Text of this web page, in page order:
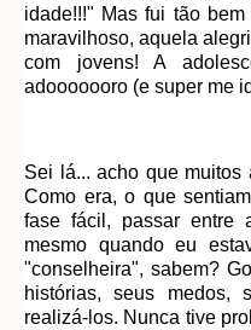
idade!!!" Mas fui tão
maravilhoso, aquela
com jovens! A
adooooooro (e super me
Sei lá... acho que muitos
Como era, o que
fase fácil, passar entre
mesmo quando eu
"conselheira", sabem?
histórias, seus medos,
realizá-los. Nunca tive